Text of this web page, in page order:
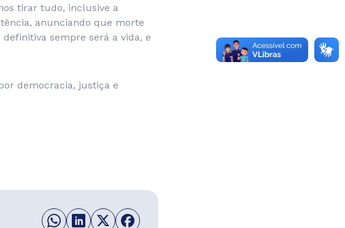
tirar tudo, inclusive a
anunciando que morte
sempre será a vida, e
democracia, justiça e